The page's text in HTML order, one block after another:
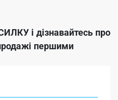
і дізнавайтесь про
першими